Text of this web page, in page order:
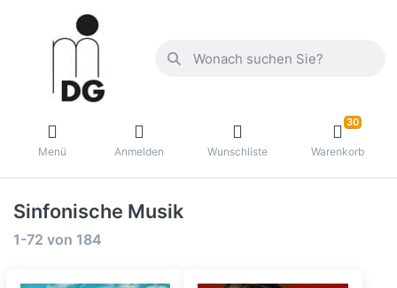
Menü Anmelden Wunschliste
30
Warenkorb
Sinfonische Musik
1-72 von 184